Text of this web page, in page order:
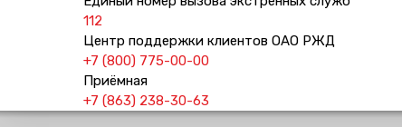
112
Центр поддержки клиентов ОАО РЖД
+7 (800) 775-00-00
Приёмная
+7 (863) 238-30-63